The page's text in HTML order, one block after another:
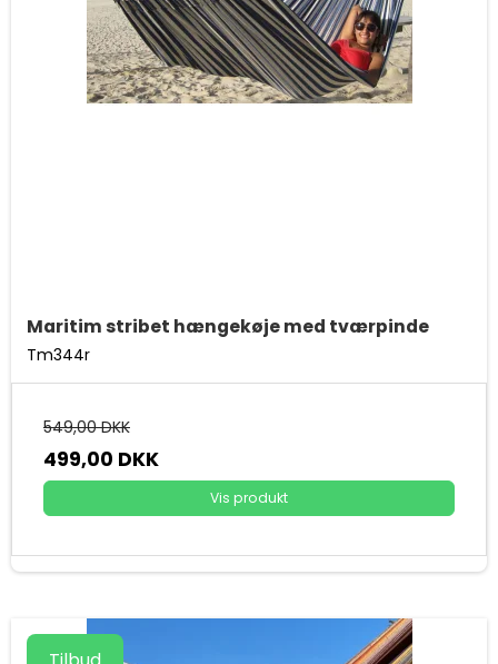
Maritim stribet hængekøje med tværpinde
Tm344r
549,00 DKK
499,00 DKK
Vis produkt